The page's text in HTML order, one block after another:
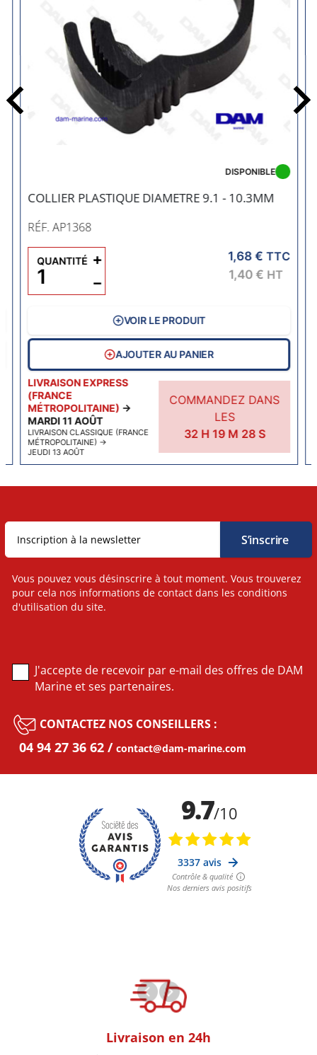
COLLIER PLASTIQUE DIAMETRE 9.1 - 10.3MM
RÉF. AP1368
LIVRAISON EXPRESS
(FRANCE
MÉTROPOLITAINE) →
MARDI 11 AOÛT
LIVRAISON CLASSIQUE (FRANCE
MÉTROPOLITAINE) →
JEUDI 13 AOÛT
COMMANDEZ DANS
LES
32 H 19 M 27S
DISPONIBLE
1,68 € TTC
1,40 € HT
QUANTITÉ
−
+
VOIR LE PRODUIT
AJOUTER AU PANIER
Précédent
Livraison en 24h
Vous pouvez vous désinscrire à tout moment. Vous trouverez
pour cela nos informations de contact dans les conditions
d'utilisation du site.
J'accepte de recevoir par e-mail des offres de DAM
Marine et ses partenaires.
CONTACTEZ NOS CONSEILLERS :
04 94 27 36 62 contact@dam-marine.com